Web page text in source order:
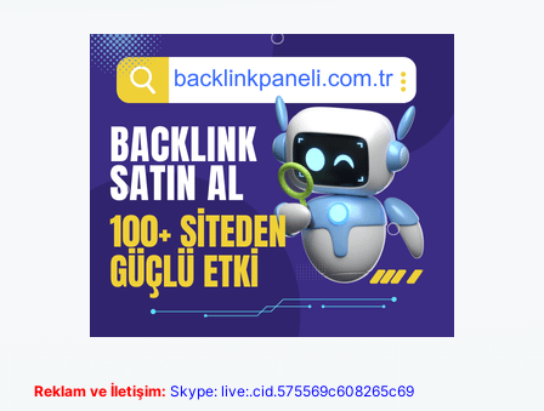
Reklam ve İletişim: Skype: live:.cid.575569c608265c69